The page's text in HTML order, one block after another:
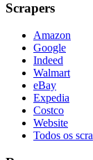
Scrapers
Amazon
Google
Indeed
Walmart
eBay
Expedia
Costco
Website
Todos os